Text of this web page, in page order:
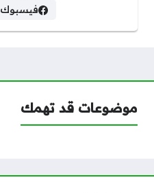
فيسبوك
موضوعات قد تهمك